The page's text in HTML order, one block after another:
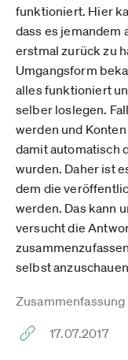
funktioniert. Hier
dass es jemandem
erstmal zurück zu
Umgangsform
alles funktioniert
selber loslegen.
werden und
damit automatisch
wurden. Daher ist
dem die
werden. Das kann
versucht die
selbst
17.07.2017